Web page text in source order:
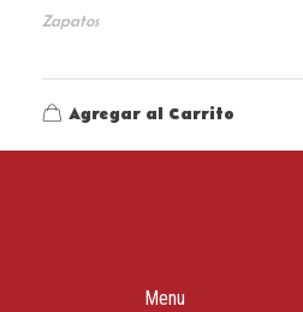
Zapatos
Agregar al Carrito
Menu